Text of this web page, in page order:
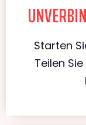
Starten
Teilen